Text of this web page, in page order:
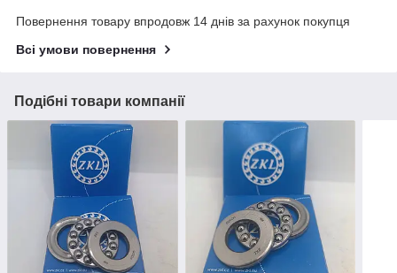
Повернення товару впродовж 14 днів за рахунок покупця
Всі умови повернення
Подібні товари компанії